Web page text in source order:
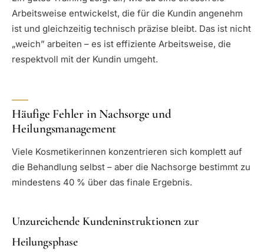
Arbeitsweise entwickelst, die für die Kundin angenehm
ist und gleichzeitig technisch präzise bleibt. Das ist nicht
„weich” arbeiten – es ist effiziente Arbeitsweise, die
respektvoll mit der Kundin umgeht.
Häufige Fehler in Nachsorge und
Heilungsmanagement
Viele Kosmetikerinnen konzentrieren sich komplett auf
die Behandlung selbst – aber die Nachsorge bestimmt zu
mindestens 40 % über das finale Ergebnis.
Unzureichende Kundeninstruktionen zur
Heilungsphase